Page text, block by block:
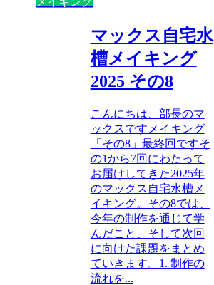
マックス自宅水
槽メイキング
2025 その8
こんにちは、部長のマ
ックスですメイキング
「その8」最終回ですそ
の1から7回にわたって
お届けしてきた2025年
のマックス自宅水槽メ
イキング。その8では、
今年の制作を通じて学
んだこと、そして次回
に向けた課題をまとめ
ていきます。1. 制作の
流れを...